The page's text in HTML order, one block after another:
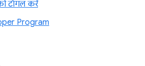
टॉगल करें
Program